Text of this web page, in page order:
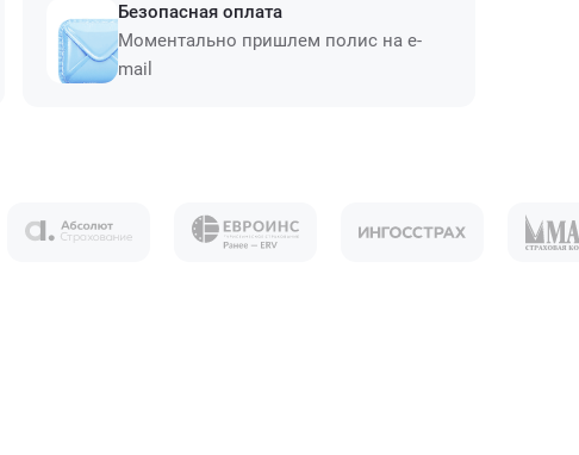
Безопасная оплата
Моментально пришлем полис на e-
mail